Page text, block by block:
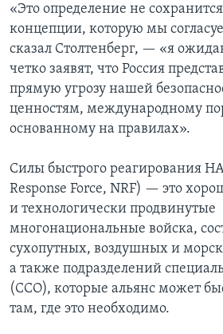
«Это определение не
концепции, которую мы
сказал Столтенберг, — «я
четко заявят, что Россия
прямую угрозу нашей
ценностям, международному
основанному на правилах».
Силы быстрого реагирования
Response Force, NRF) — это
и технологически продвинутые
многонациональные войска,
сухопутных, воздушных и
а также подразделений
(ССО), которые альянс может
там, где это необходимо.